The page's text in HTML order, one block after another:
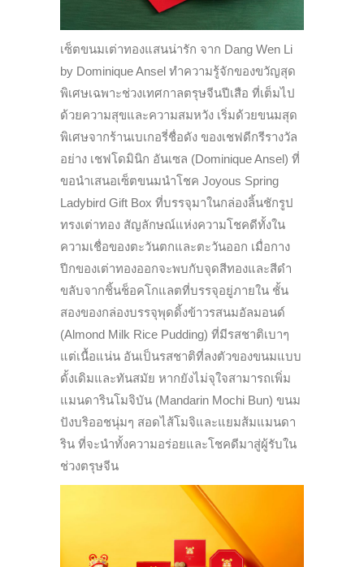
เซ็ตขนมเต่าทองแสนน่ารัก จาก Dang Wen Li
by Dominique Ansel ทำความรู้จักของขวัญสุด
พิเศษเฉพาะช่วงเทศกาลตรุษจีนปีเสือ ที่เต็มไป
ด้วยความสุขและความสมหวัง เริ่มด้วยขนมสุด
พิเศษจากร้านเบเกอรี่ชื่อดัง ของเชฟดีกรีรางวัล
อย่าง เชฟโดมินิก อันเซล (Dominique Ansel) ที่
ขอนำเสนอเซ็ตขนมนำโชค Joyous Spring
Ladybird Gift Box ที่บรรจุมาในกล่องลิ้นชักรูป
ทรงเต่าทอง สัญลักษณ์แห่งความโชคดีทั้งใน
ความเชื่อของตะวันตกและตะวันออก เมื่อกาง
ปีกของเต่าทองออกจะพบกับจุดสีทองและสีดำ
ขลับจากชิ้นช็อคโกแลตที่บรรจุอยู่ภายใน ชั้น
สองของกล่องบรรจุพุดดิ้งข้าวรสนมอัลมอนด์
(Almond Milk Rice Pudding) ที่มีรสชาติเบาๆ
แต่เนื้อแน่น อันเป็นรสชาติที่ลงตัวของขนมแบบ
ดั้งเดิมและทันสมัย หากยังไม่จุใจสามารถเพิ่ม
แมนดารินโมจิบัน (Mandarin Mochi Bun) ขนม
ปังบริออชนุ่มๆ สอดไส้โมจิและแยมส้มแมนดา
ริน ที่จะนำทั้งความอร่อยและโชคดีมาสู่ผู้รับใน
ช่วงตรุษจีน